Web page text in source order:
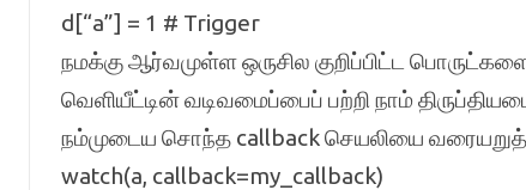
d[“a”] = 1 # Trigger
நமக்கு ஆர்வமுள்ள ஒருசில குறிப்பிட்ட
வெளியீட்டின் வடிவமைப்பைப் பற்றி நாம்
நம்முடைய சொந்த callback செயலியை
watch(a, callback=my_callback)